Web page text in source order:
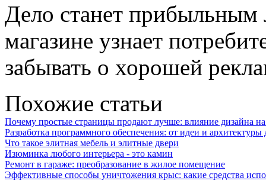
Дело станет прибыльным
магазине узнает
забывать о хорошей
Похожие статьи
Почему простые страницы продают лучше: влияние дизайна
Разработка программного обеспечения: от идеи и
Что такое элитная мебель и элитные двери
Изюминка любого интерьера - это камин
Ремонт в гараже: преобразование в жилое помещение
Эффективные способы уничтожения крыс: какие средства